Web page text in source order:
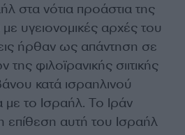
στα νότια προάστια της
υγειονομικές αρχές του
ήρθαν ως απάντηση σε
φιλοϊρανικής σιιτικής
κατά ισραηλινού
το Ισραήλ. Το Ιράν
επίθεση αυτή του Ισραήλ